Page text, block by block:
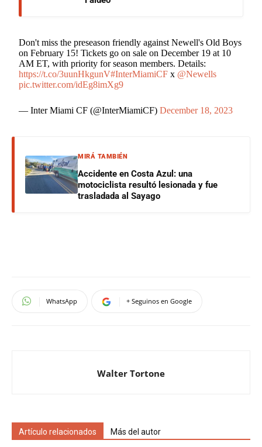
Don't miss the preseason friendly against Newell's Old Boys
on February 15! Tickets go on sale on December 19 at 10
AM ET, with priority for season members. Details:
https://t.co/3uunHkgunV#InterMiamiCF x @Newells
pic.twitter.com/idEg8imXg9
— Inter Miami CF (@InterMiamiCF)December 18, 2023
MIRÁ TAMBIÉN
Accidente en Costa Azul: una
motociclista resultó lesionada y fue
trasladada al Sayago
WhatsApp + Seguinos en Google
Walter Tortone
Artículo relacionados Más del autor